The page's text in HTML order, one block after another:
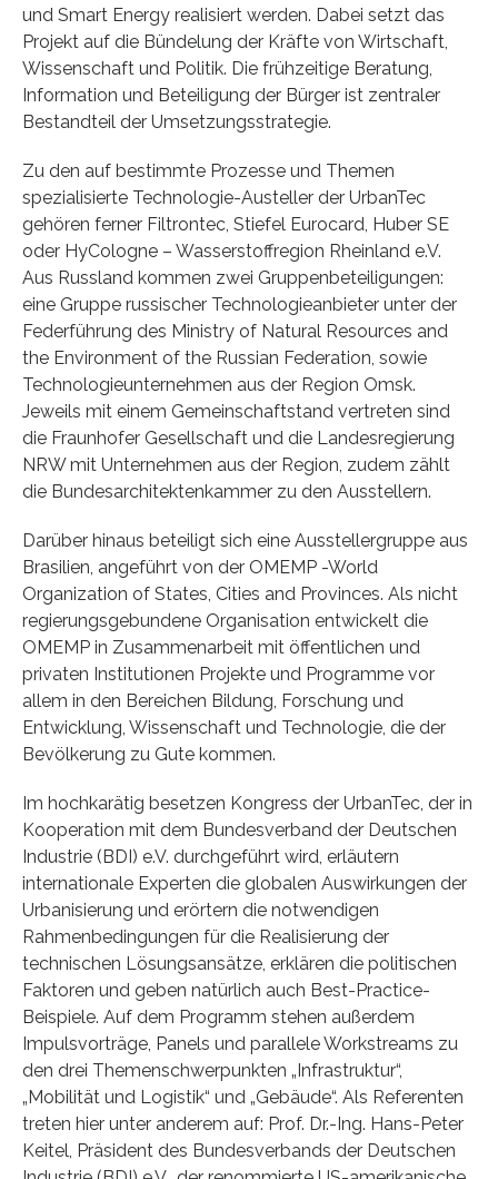
und Smart Energy realisiert werden. Dabei setzt das
Projekt auf die Bündelung der Kräfte von Wirtschaft,
Wissenschaft und Politik. Die frühzeitige Beratung,
Information und Beteiligung der Bürger ist zentraler
Bestandteil der Umsetzungsstrategie.
Zu den auf bestimmte Prozesse und Themen
spezialisierte Technologie-Austeller der UrbanTec
gehören ferner Filtrontec, Stiefel Eurocard, Huber SE
oder HyCologne – Wasserstoffregion Rheinland e.V.
Aus Russland kommen zwei Gruppenbeteiligungen:
eine Gruppe russischer Technologieanbieter unter der
Federführung des Ministry of Natural Resources and
the Environment of the Russian Federation, sowie
Technologieunternehmen aus der Region Omsk.
Jeweils mit einem Gemeinschaftstand vertreten sind
die Fraunhofer Gesellschaft und die Landesregierung
NRW mit Unternehmen aus der Region, zudem zählt
die Bundesarchitektenkammer zu den Ausstellern.
Darüber hinaus beteiligt sich eine Ausstellergruppe aus
Brasilien, angeführt von der OMEMP -World
Organization of States, Cities and Provinces. Als nicht
regierungsgebundene Organisation entwickelt die
OMEMP in Zusammenarbeit mit öffentlichen und
privaten Institutionen Projekte und Programme vor
allem in den Bereichen Bildung, Forschung und
Entwicklung, Wissenschaft und Technologie, die der
Bevölkerung zu Gute kommen.
Im hochkarätig besetzen Kongress der UrbanTec, der in
Kooperation mit dem Bundesverband der Deutschen
Industrie (BDI) e.V. durchgeführt wird, erläutern
internationale Experten die globalen Auswirkungen der
Urbanisierung und erörtern die notwendigen
Rahmenbedingungen für die Realisierung der
technischen Lösungsansätze, erklären die politischen
Faktoren und geben natürlich auch Best-Practice-
Beispiele. Auf dem Programm stehen außerdem
Impulsvorträge, Panels und parallele Workstreams zu
den drei Themenschwerpunkten „Infrastruktur“,
„Mobilität und Logistik“ und „Gebäude“. Als Referenten
treten hier unter anderem auf: Prof. Dr.-Ing. Hans-Peter
Keitel, Präsident des Bundesverbands der Deutschen